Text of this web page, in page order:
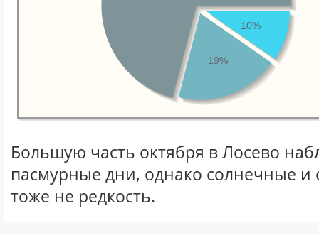
10%
19%
Большую часть октября в Лосево
пасмурные дни, однако солнечные
тоже не редкость.